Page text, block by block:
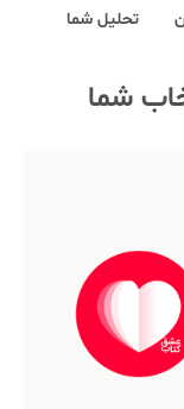
تحلیل شما
شما